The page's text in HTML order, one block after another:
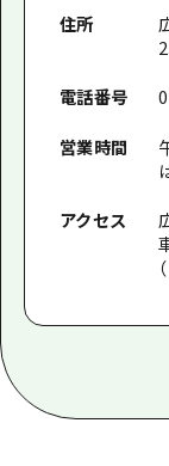
住所
電話番号
営業時間
アクセス